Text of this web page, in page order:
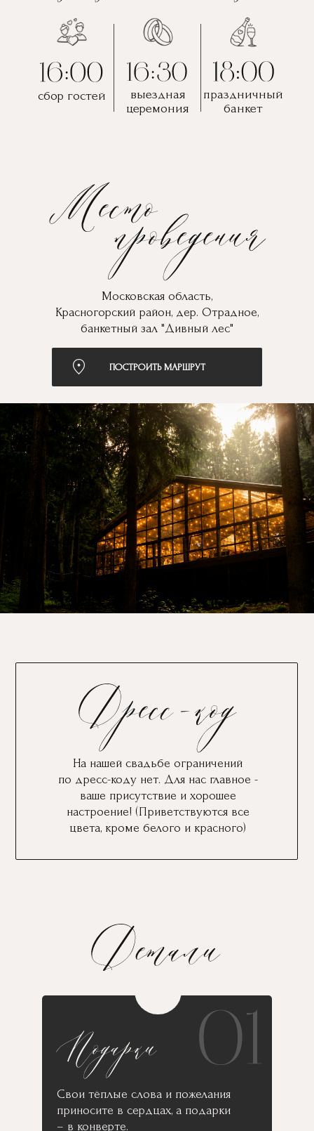
сбор гостей
выездная
церемония
праздничный
банкет
ПОСТРОИТЬ МАРШРУТ
Московская область,
Красногорский район, дер. Отрадное,
банкетный зал "Дивный лес"
На нашей свадьбе ограничений
по дресс-коду нет. Для нас главное -
ваше присутствие и хорошее
настроение! (Приветствуются все
цвета, кроме белого и красного)
Свои тёплые слова и пожелания
приносите в сердцах, а подарки
– в конверте.